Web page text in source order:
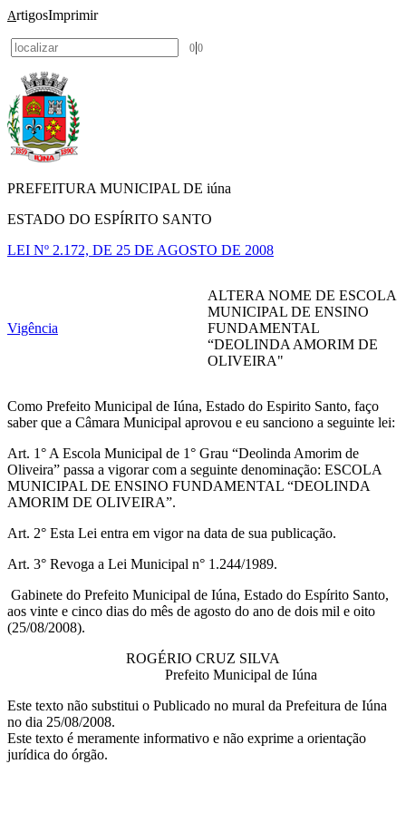
ArtigosImprimir
0|0
PREFEITURA MUNICIPAL DE iúna
ESTADO DO ESPÍRITO SANTO
LEI Nº 2.172, DE 25 DE AGOSTO DE 2008
Vigência
ALTERA NOME DE ESCOLA
MUNICIPAL DE ENSINO
FUNDAMENTAL
“DEOLINDA AMORIM DE
OLIVEIRA"
Como Prefeito Municipal de Iúna, Estado do Espirito Santo, faço
saber que a Câmara Municipal aprovou e eu sanciono a seguinte lei:
Art. 1° A Escola Municipal de 1° Grau “Deolinda Amorim de
Oliveira” passa a vigorar com a seguinte denominação: ESCOLA
MUNICIPAL DE ENSINO FUNDAMENTAL “DEOLINDA
AMORIM DE OLIVEIRA”.
Art. 2° Esta Lei entra em vigor na data de sua publicação.
Art. 3° Revoga a Lei Municipal n° 1.244/1989.
Gabinete do Prefeito Municipal de Iúna, Estado do Espírito Santo,
aos vinte e cinco dias do mês de agosto do ano de dois mil e oito
(25/08/2008).
ROGÉRIO CRUZ SILVA
Prefeito Municipal de Iúna
Este texto não substitui o Publicado no mural da Prefeitura de Iúna
no dia 25/08/2008.
Este texto é meramente informativo e não exprime a orientação
jurídica do órgão.